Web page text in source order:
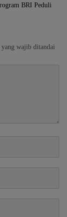
BRI Peduli
yang wajib ditandai